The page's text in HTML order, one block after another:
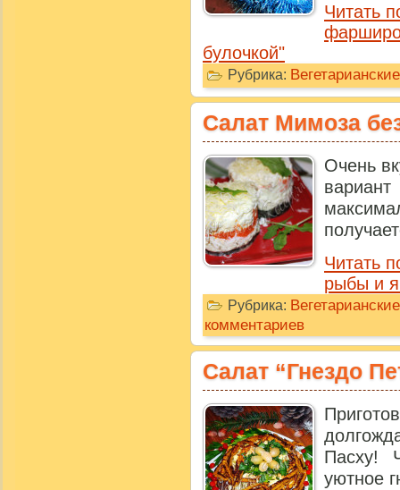
Читать
булочкой"
Рубрика:
Салат Мимоза
Очень
Читать
рыбы и
Рубрика:
комментариев
Салат “Гнездо
Пасху!
уютное